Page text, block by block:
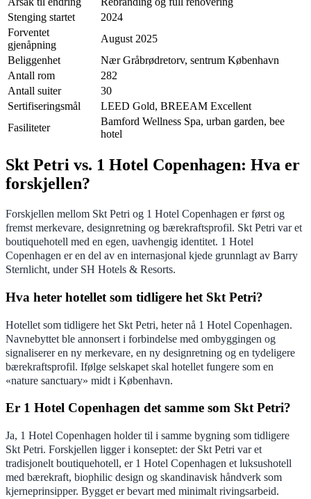
Stenging startet
2024
Forventet
gjenåpning
August 2025
Beliggenhet
Nær Gråbrødretorv, sentrum København
Antall rom
282
Antall suiter
30
Sertifiseringsmål
LEED Gold, BREEAM Excellent
Fasiliteter
Bamford Wellness Spa, urban garden, bee
hotel
Skt Petri vs. 1 Hotel Copenhagen: Hva er
forskjellen?
Forskjellen mellom Skt Petri og 1 Hotel Copenhagen er først og
fremst merkevare, designretning og bærekraftsprofil. Skt Petri var et
boutiquehotell med en egen, uavhengig identitet. 1 Hotel
Copenhagen er en del av en internasjonal kjede grunnlagt av Barry
Sternlicht, under SH Hotels & Resorts.
Hva heter hotellet som tidligere het Skt Petri?
Hotellet som tidligere het Skt Petri, heter nå 1 Hotel Copenhagen.
Navnebyttet ble annonsert i forbindelse med ombyggingen og
signaliserer en ny merkevare, en ny designretning og en tydeligere
bærekraftsprofil. Ifølge selskapet skal hotellet fungere som en
«nature sanctuary» midt i København.
Er 1 Hotel Copenhagen det samme som Skt Petri?
Ja, 1 Hotel Copenhagen holder til i samme bygning som tidligere
Skt Petri. Forskjellen ligger i konseptet: der Skt Petri var et
tradisjonelt boutiquehotell, er 1 Hotel Copenhagen et luksushotell
med bærekraft, biophilic design og skandinavisk håndverk som
kjerneprinsipper. Bygget er bevart med minimalt rivingsarbeid.